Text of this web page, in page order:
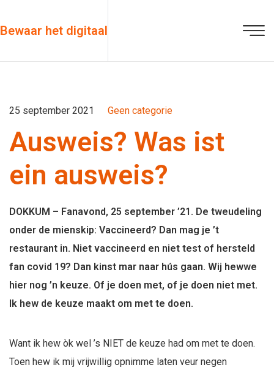
Bewaar het digitaal
25 september 2021 Geen categorie
Ausweis? Was ist
ein ausweis?
DOKKUM – Fanavond, 25 september ’21. De tweudeling
onder de mienskip: Vaccineerd? Dan mag je ’t
restaurant in. Niet vaccineerd en niet test of hersteld
fan covid 19? Dan kinst mar naar hús gaan. Wij hewwe
hier nog ’n keuze. Of je doen met, of je doen niet met.
Ik hew de keuze maakt om met te doen.
Want ik hew òk wel ’s NIET de keuze had om met te doen.
Toen hew ik mij vrijwillig opnimme laten veur negen